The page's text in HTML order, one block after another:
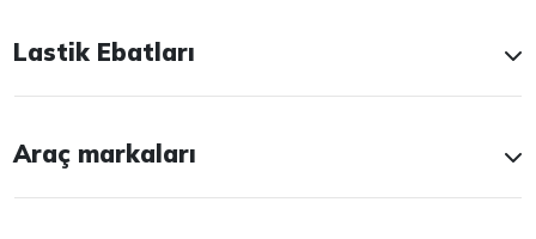
Lastik Ebatları
Araç markaları